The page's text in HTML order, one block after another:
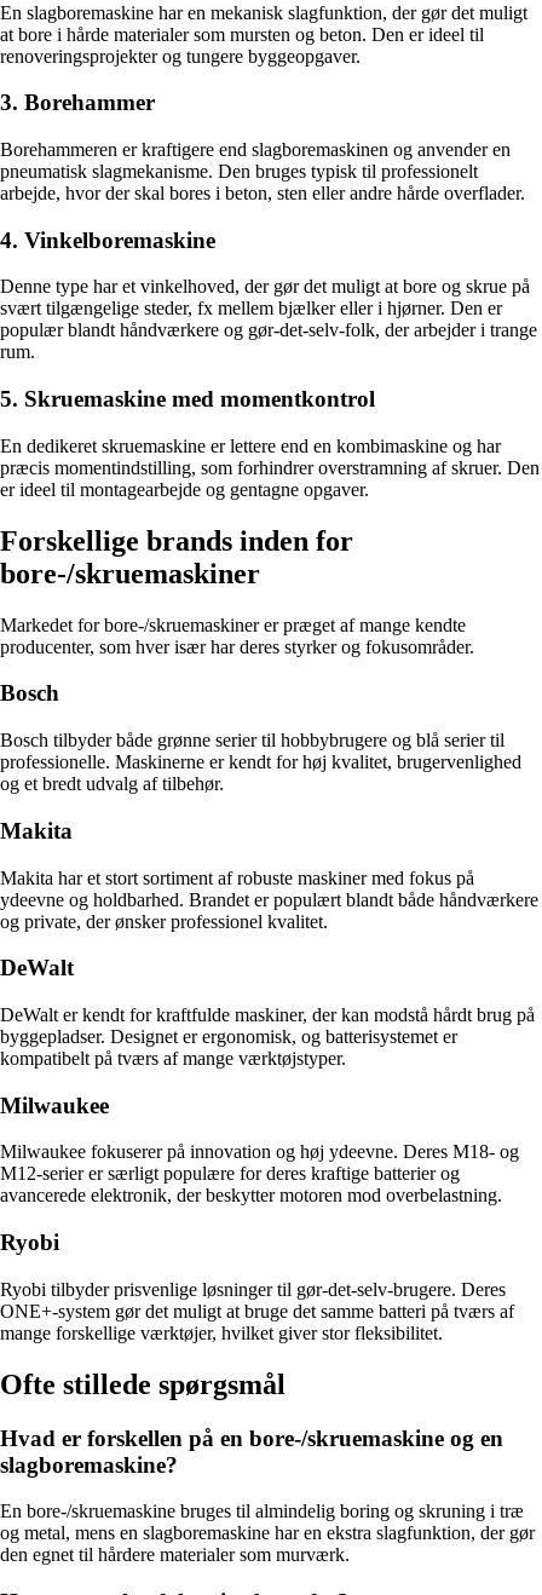
En slagboremaskine har en mekanisk slagfunktion, der gør det muligt
at bore i hårde materialer som mursten og beton. Den er ideel til
renoveringsprojekter og tungere byggeopgaver.
3. Borehammer
Borehammeren er kraftigere end slagboremaskinen og anvender en
pneumatisk slagmekanisme. Den bruges typisk til professionelt
arbejde, hvor der skal bores i beton, sten eller andre hårde overflader.
4. Vinkelboremaskine
Denne type har et vinkelhoved, der gør det muligt at bore og skrue på
svært tilgængelige steder, fx mellem bjælker eller i hjørner. Den er
populær blandt håndværkere og gør-det-selv-folk, der arbejder i trange
rum.
5. Skruemaskine med momentkontrol
En dedikeret skruemaskine er lettere end en kombimaskine og har
præcis momentindstilling, som forhindrer overstramning af skruer. Den
er ideel til montagearbejde og gentagne opgaver.
Forskellige brands inden for
bore-/skruemaskiner
Markedet for bore-/skruemaskiner er præget af mange kendte
producenter, som hver især har deres styrker og fokusområder.
Bosch
Bosch tilbyder både grønne serier til hobbybrugere og blå serier til
professionelle. Maskinerne er kendt for høj kvalitet, brugervenlighed
og et bredt udvalg af tilbehør.
Makita
Makita har et stort sortiment af robuste maskiner med fokus på
ydeevne og holdbarhed. Brandet er populært blandt både håndværkere
og private, der ønsker professionel kvalitet.
DeWalt
DeWalt er kendt for kraftfulde maskiner, der kan modstå hårdt brug på
byggepladser. Designet er ergonomisk, og batterisystemet er
kompatibelt på tværs af mange værktøjstyper.
Milwaukee
Milwaukee fokuserer på innovation og høj ydeevne. Deres M18- og
M12-serier er særligt populære for deres kraftige batterier og
avancerede elektronik, der beskytter motoren mod overbelastning.
Ryobi
Ryobi tilbyder prisvenlige løsninger til gør-det-selv-brugere. Deres
ONE+-system gør det muligt at bruge det samme batteri på tværs af
mange forskellige værktøjer, hvilket giver stor fleksibilitet.
Ofte stillede spørgsmål
Hvad er forskellen på en bore-/skruemaskine og en
slagboremaskine?
En bore-/skruemaskine bruges til almindelig boring og skruning i træ
og metal, mens en slagboremaskine har en ekstra slagfunktion, der gør
den egnet til hårdere materialer som murværk.